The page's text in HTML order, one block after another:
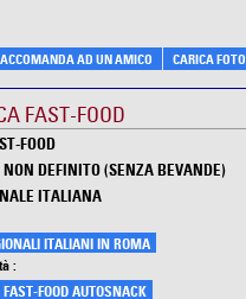
AD UN AMICO CARICA FOTO
FAST-FOOD
FOOD
NON DEFINITO (SENZA BEVANDE)
ITALIANA
ITALIANI IN ROMA
:
FOOD AUTOSNACK